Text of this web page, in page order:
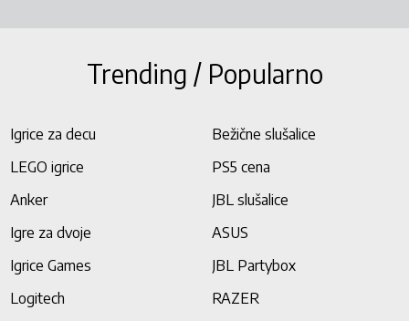
Trending / Popularno
Igrice za decu
Bežične slušalice
LEGO igrice
PS5 cena
Anker
JBL slušalice
Igre za dvoje
ASUS
Igrice Games
JBL Partybox
Logitech
RAZER